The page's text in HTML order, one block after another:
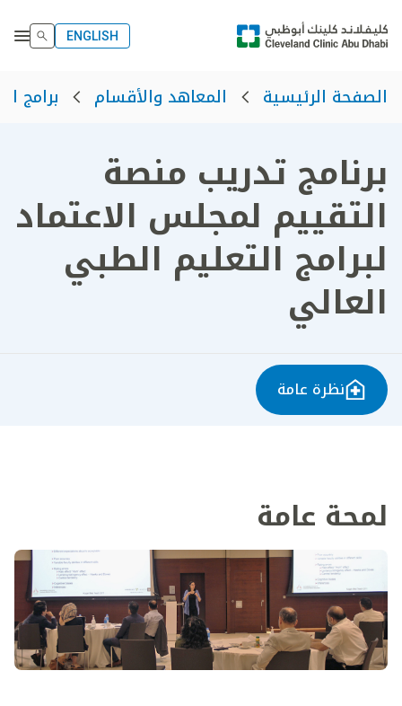
ENGLISH
الصفحة الرئيسية المعاهد والأقسام برامج
برنامج تدريب منصة
التقييم لمجلس الاعتماد
لبرامج التعليم الطبي
العالي
نظرة عامة
لمحة عامة